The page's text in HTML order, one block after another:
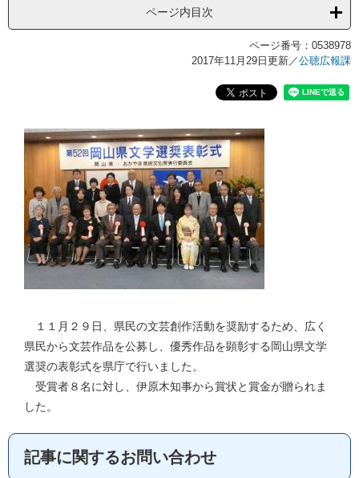
ページ内目次
ページ番号：0538978
2017年11月29日更新／公聴広報課
１１月２９日、県民の文芸創作活動を奨励するため、広く
県民から文芸作品を公募し、優秀作品を顕彰する岡山県文学
選奨の表彰式を県庁で行いました。
受賞者８名に対し、伊原木知事から賞状と賞金が贈られま
した。
記事に関するお問い合わせ